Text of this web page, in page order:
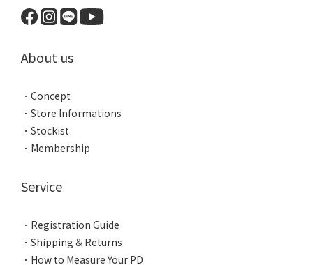
About us
． Concept
． Store Informations
． Stockist
． Membership
Service
． Registration Guide
． Shipping & Returns
． How to Measure Your PD